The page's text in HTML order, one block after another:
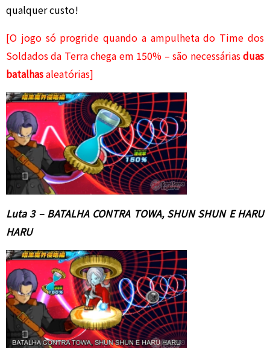
qualquer custo!
[O jogo só progride quando a ampulheta do Time dos
Soldados da Terra chega em 150% – são necessáriasduas
batalhasaleatórias]
Luta 3 – BATALHA CONTRA TOWA, SHUN SHUN E HARU
HARU